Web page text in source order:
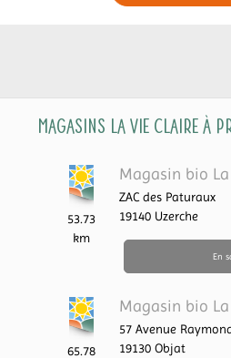
Magasins La Vie Claire à
53.73
km
Magasin bio
ZAC des Paturaux
19140 Uzerche
En
65.78
Magasin bio
57 Avenue
19130 Objat